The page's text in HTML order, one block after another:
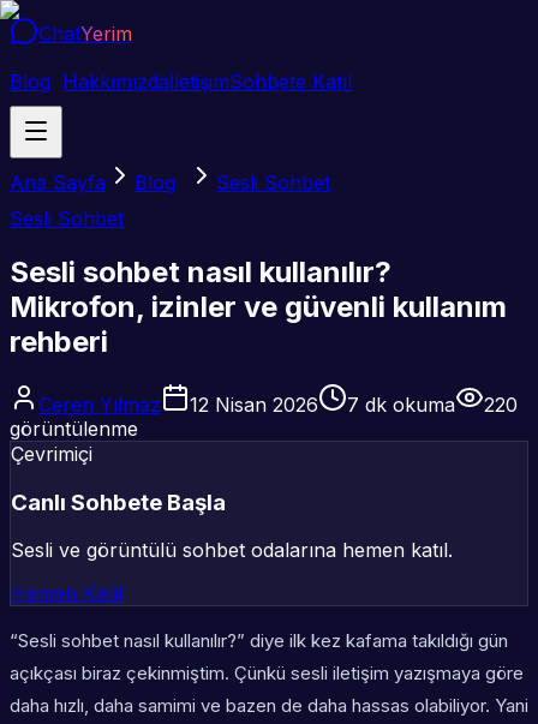
ChatYerim
Blog HakkımızdaİletişimSohbete Katıl
Ana Sayfa Blog
Sesli Sohbet
Sesli Sohbet
Sesli sohbet nasıl kullanılır?
Mikrofon, izinler ve güvenli kullanım
rehberi
Ceren Yılmaz 12 Nisan 2026 7 dk okuma
220
görüntülenme
Çevrimiçi
Canlı Sohbete Başla
Sesli ve görüntülü sohbet odalarına hemen katıl.
Hemen Katıl
“Sesli sohbet nasıl kullanılır?” diye ilk kez kafama takıldığı gün
açıkçası biraz çekinmiştim. Çünkü sesli iletişim yazışmaya göre
daha hızlı, daha samimi ve bazen de daha hassas olabiliyor. Yani